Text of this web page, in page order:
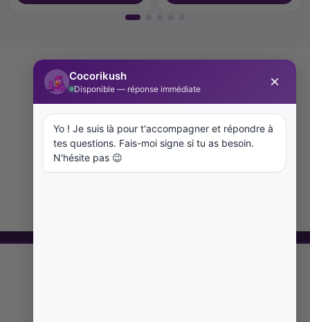
🚚
Livraison Rapide
Gratuite dès 49€ avec GLS
🔒
Paiement Sécurisé
CB, Visa, Mastercard 100% sécurisé
⭐
+10 000 Avis
Clients satisfaits Noté 4.8/5